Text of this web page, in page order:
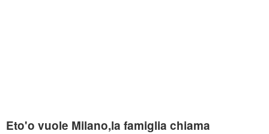
Eto'o vuole Milano,la famiglia chiama